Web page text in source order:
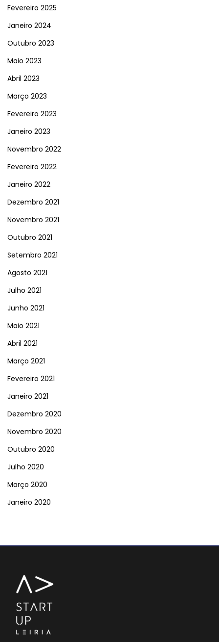
Fevereiro 2025
Janeiro 2024
Outubro 2023
Maio 2023
Abril 2023
Março 2023
Fevereiro 2023
Janeiro 2023
Novembro 2022
Fevereiro 2022
Janeiro 2022
Dezembro 2021
Novembro 2021
Outubro 2021
Setembro 2021
Agosto 2021
Julho 2021
Junho 2021
Maio 2021
Abril 2021
Março 2021
Fevereiro 2021
Janeiro 2021
Dezembro 2020
Novembro 2020
Outubro 2020
Julho 2020
Março 2020
Janeiro 2020